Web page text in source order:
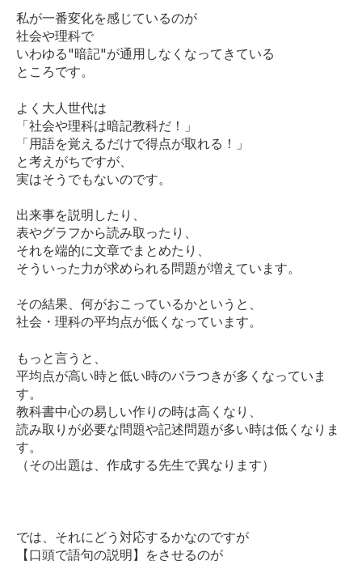
私が一番変化を感じているのが
社会や理科で
いわゆる"暗記"が通用しなくなってきている
ところです。
よく大人世代は
「社会や理科は暗記教科だ！」
「用語を覚えるだけで得点が取れる！」
と考えがちですが、
実はそうでもないのです。
出来事を説明したり、
表やグラフから読み取ったり、
それを端的に文章でまとめたり、
そういった力が求められる問題が増えています。
その結果、何がおこっているかというと、
社会・理科の平均点が低くなっています。
もっと言うと、
平均点が高い時と低い時のバラつきが多くなっていま
す。
教科書中心の易しい作りの時は高くなり、
読み取りが必要な問題や記述問題が多い時は低くなりま
す。
（その出題は、作成する先生で異なります）
では、それにどう対応するかなのですが
【口頭で語句の説明】をさせるのが